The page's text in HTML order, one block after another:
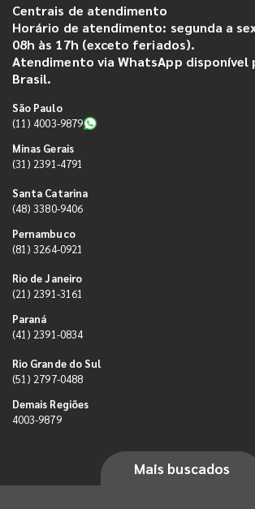
Centrais de atendimento
Horário de atendimento: segunda a
08h às 17h (exceto feriados).
Atendimento via WhatsApp disponível
Brasil.
São Paulo
(11) 4003-9879
Minas Gerais
(31) 2391-4791
Santa Catarina
(48) 3380-9406
Pernambuco
(81) 3264-0921
Rio de Janeiro
(21) 2391-3161
Paraná
(41) 2391-0834
Rio Grande do Sul
(51) 2797-0488
Demais Regiões
4003-9879
Mais buscados